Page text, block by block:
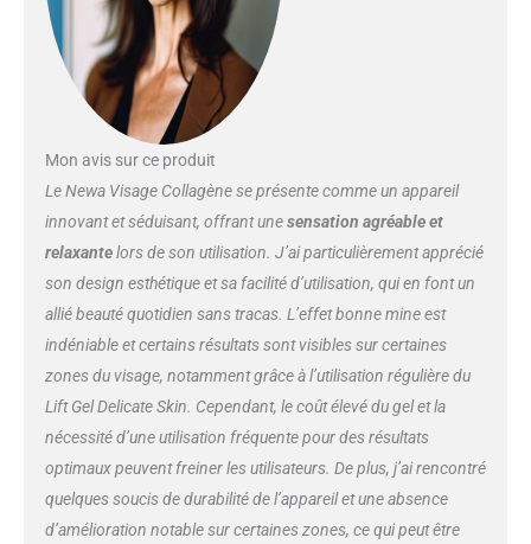
1: Réactivation du collagène : il
ralentit et combat le processus
du vieillissement cutané en
stimulant le renouvellement du
collagène, estompe les rides et
Technologie professionnelle :
pointe 3 DEEP, qui a fait ses
preuves auprès de
dermatologues de premier plan
et est utilisée dans des cliniques
entier. produit 2: convient aux
peaux délicates : sans parabène,
sans conservateur, sans parfum
produit 2: appareil Newa : le
Newa lift gel pour peaux
délicates ne s'utilise pas seul, il
s'utilise avec l'appareil Newa
visage collagène pour des
Mon avis sur ce produit
Le Newa Visage Collagène se présente comme un appareil
innovant et séduisant, offrant unesensation agréable et
relaxantelors de son utilisation. J’ai particulièrement apprécié
son design esthétique et sa facilité d’utilisation, qui en font un
allié beauté quotidien sans tracas. L’effet bonne mine est
indéniable et certains résultats sont visibles sur certaines
zones du visage, notamment grâce à l’utilisation régulière du
Lift Gel Delicate Skin. Cependant, le coût élevé du gel et la
nécessité d’une utilisation fréquente pour des résultats
optimaux peuvent freiner les utilisateurs. De plus, j’ai rencontré
quelques soucis de durabilité de l’appareil et une absence
d’amélioration notable sur certaines zones, ce qui peut être